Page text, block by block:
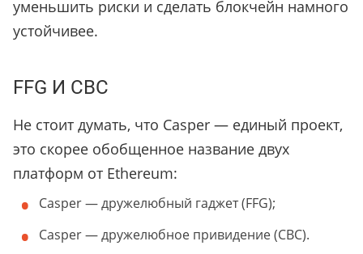
уменьшить риски и сделать блокчейн намного
устойчивее.
FFG И CBC
Не стоит думать, что Casper — единый проект,
это скорее обобщенное название двух
платформ от Ethereum:
Casper — дружелюбный гаджет (FFG);
Casper — дружелюбное привидение (CBC).